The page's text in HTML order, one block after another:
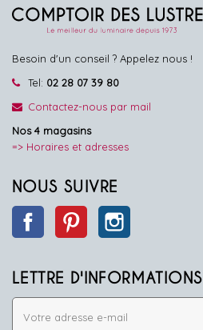
Besoin d'un conseil ? Appelez nous !
Tel: 02 28 07 39 80
Contactez-nous par mail
Nos 4 magasins
=> Horaires et adresses
NOUS SUIVRE
Facebook Pinterest
LETTRE D'INFORMATIONS